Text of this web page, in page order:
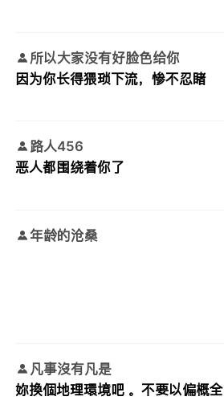
所以大家没有好脸色给你
因为你长得猥琐下流，惨不忍睹
路人456
恶人都围绕着你了
年龄的沧桑
凡事沒有凡是
妳換個地理環境吧 。不要以偏概全